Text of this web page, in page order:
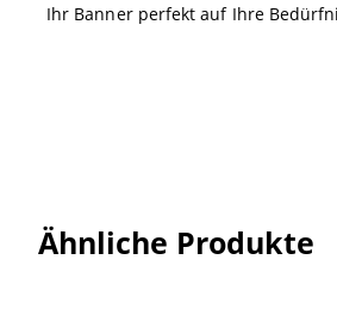
Ihr Banner perfekt auf Ihre
Ähnliche Produkte